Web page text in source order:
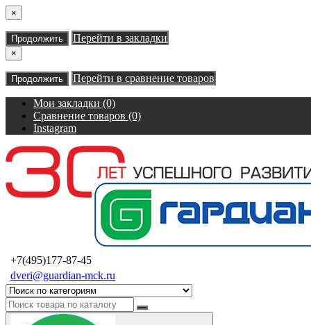
×
Продолжить Перейти в закладки
×
Продолжить Перейти в сравнение товаров
Мои закладки (0)
Сравнение товаров (0)
Instagram
+7(495)177-87-45
dveri@guardian-mck.ru